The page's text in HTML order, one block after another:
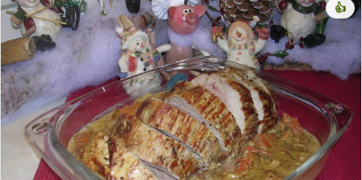
👍